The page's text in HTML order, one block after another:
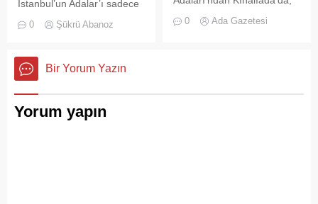
İstanbul’un Adalar’ı sadece
vapurların yanaştığı,
yazlıkçıların nefes aldığı
aynı zamanda bu şehrin çok
kültürlü hafızası,
tanıklarıdır.
0 Şükrü Abanoz
Su Sporları Kulübü
bünyesinde faaliyet
0 Ada Gazetesi
Bir Yorum Yazın
Yorum yapın